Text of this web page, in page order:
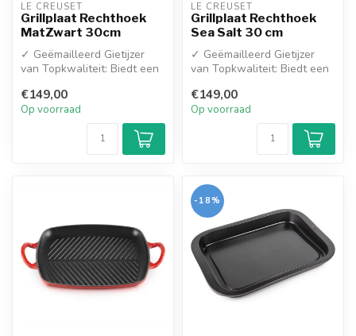
LE CREUSET
Grillplaat Rechthoek
MatZwart 30cm
✓ Geëmailleerd Gietijzer
van Topkwaliteit: Biedt een
wa...
€149,00
Op voorraad
LE CREUSET
Grillplaat Rechthoek
Sea Salt 30 cm
✓ Geëmailleerd Gietijzer
van Topkwaliteit: Biedt een
wa...
€149,00
Op voorraad
-18%